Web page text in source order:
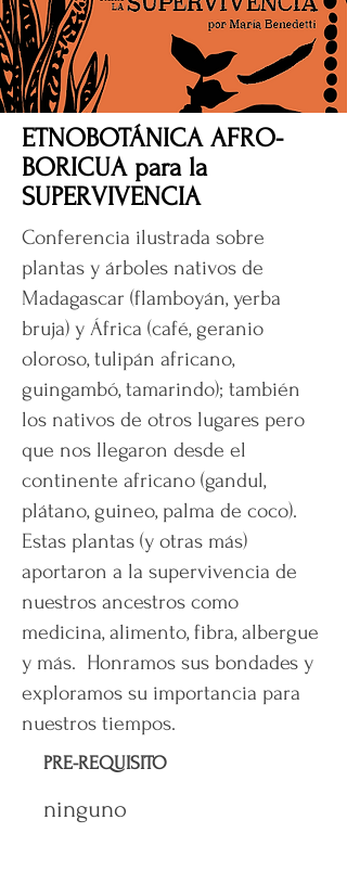
ETNOBOTÁNICA AFRO-
BORICUA para la
SUPERVIVENCIA
Conferencia ilustrada sobre
plantas y árboles nativos de
Madagascar (flamboyán, yerba
bruja) y África (café, geranio
oloroso, tulipán africano,
guingambó, tamarindo); también
los nativos de otros lugares pero
que nos llegaron desde el
continente africano (gandul,
plátano, guineo, palma de coco).
Estas plantas (y otras más)
aportaron a la supervivencia de
nuestros ancestros como
medicina, alimento, fibra, albergue
y más. Honramos sus bondades y
exploramos su importancia para
nuestros tiempos.
PRE-REQUISITO
ninguno